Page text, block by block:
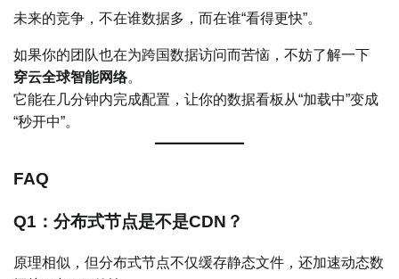
未来的竞争，不在谁数据多，而在谁“看得更快”。
如果你的团队也在为跨国数据访问而苦恼，不妨了解一下
穿云全球智能网络。
它能在几分钟内完成配置，让你的数据看板从“加载中”变成
“秒开中”。
FAQ
Q1：分布式节点是不是CDN？
原理相似，但分布式节点不仅缓存静态文件，还加速动态数